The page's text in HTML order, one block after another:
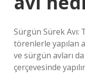
Sürgün Sürek Avı:
törenlerle yapılan
ve sürgün avları
çerçevesinde